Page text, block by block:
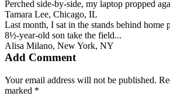
Perched side-by-side, my laptop propped
Tamara Lee, Chicago, IL
Last month, I sat in the stands behind home
8½-year-old son take the field...
Alisa Milano, New York, NY
Add Comment
Your email address will not be published.
marked *